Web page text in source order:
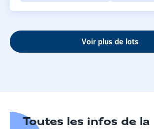
Voir plus de lots
Toutes les infos de la